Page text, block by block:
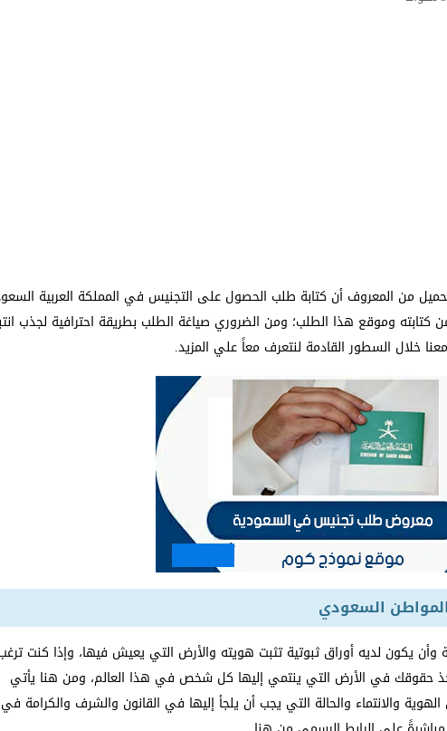
من المعروف أن كتابة طلب الحصول على التجنيس في المملكة العربية
وموقع هذا الطلب؛ ومن الضروري صياغة الطلب بطريقة احترافية لجذب
خلال السطور القادمة لنتعرف معاً علي المزيد.
السعودي
يكون لديه أوراق ثبوتية تثبت هويته والأرض التي يعيش فيها، وإذا كنت
حقوقك في الأرض التي ينتمي إليها كل شخص في هذا العالم، ومن هنا يأتي
والانتماء والحالة التي يجب أن يلجأ إليها في القانون والشرف والكرامة في